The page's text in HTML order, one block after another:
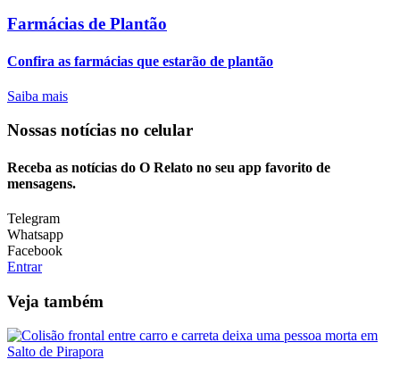
Farmácias de Plantão
Confira as farmácias que estarão de plantão
Saiba mais
Nossas notícias no celular
Receba as notícias do O Relato no seu app favorito de
mensagens.
Telegram
Whatsapp
Facebook
Entrar
Veja também